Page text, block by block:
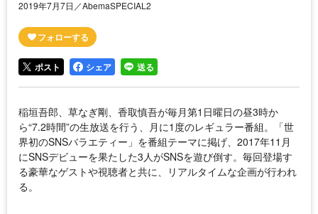
2019年7月7日／AbemaSPECIAL2
ポスト シェア 送る
稲垣吾郎、草なぎ剛、香取慎吾が毎月第1日曜日の昼3時か
ら“7.2時間”の生放送を行う、月に1度のレギュラー番組。「世
界初のSNSバラエティー」を番組テーマに掲げ、2017年11月
にSNSデビューを果たした3人がSNSを遊び倒す。毎回登場す
る豪華なゲストや視聴者と共に、リアルタイムな企画が行われ
る。